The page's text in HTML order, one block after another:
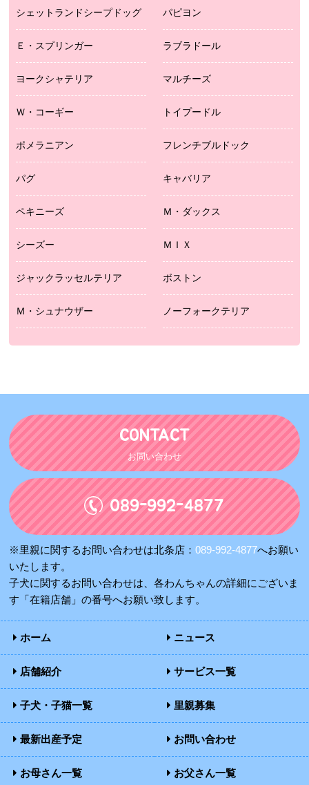
シェットランドシープドッグ パピヨン
Ｅ・スプリンガー ラブラドール
ヨークシャテリア マルチーズ
Ｗ・コーギー トイプードル
ポメラニアン フレンチブルドック
パグ キャバリア
ペキニーズ Ｍ・ダックス
シーズー ＭＩＸ
ジャックラッセルテリア ボストン
Ｍ・シュナウザー ノーフォークテリア
CONTACT
お問い合わせ
089-992-4877
※里親に関するお問い合わせは北条店：089-992-4877へお願い
いたします。
子犬に関するお問い合わせは、各わんちゃんの詳細にございま
す「在籍店舗」の番号へお願い致します。
ホーム ニュース
店舗紹介 サービス一覧
子犬・子猫一覧 里親募集
最新出産予定 お問い合わせ
お母さん一覧 お父さん一覧